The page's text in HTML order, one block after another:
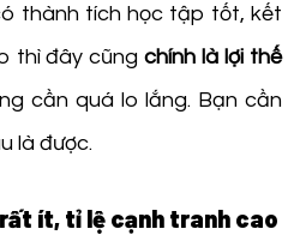
thành tích học tập tốt, kết
thì đây cũngchính là lợi thế
cần quá lo lắng. Bạn cần
là được.
ít, tỉ lệ cạnh tranh cao